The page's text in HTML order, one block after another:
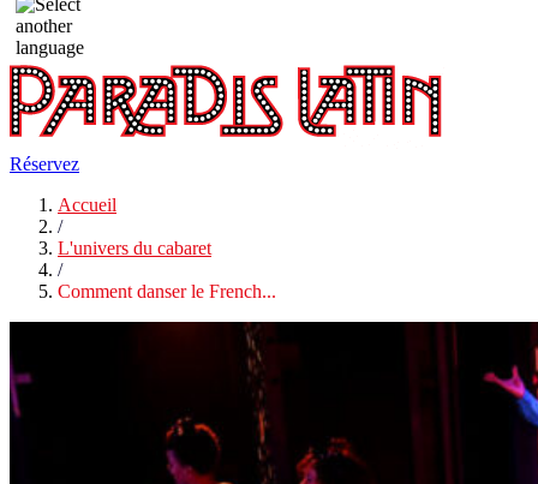
Réservez
Accueil
/
L'univers du cabaret
/
Comment danser le French...